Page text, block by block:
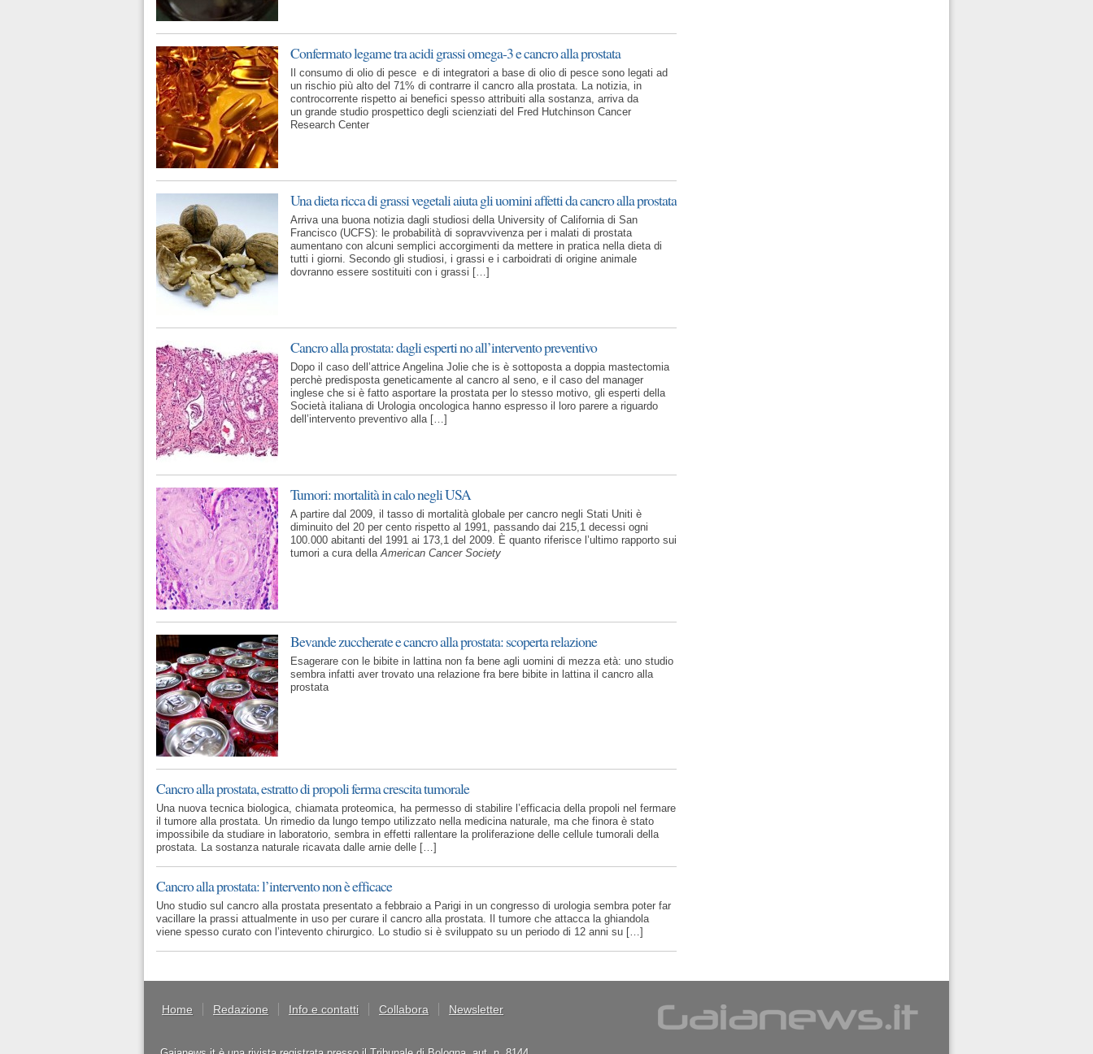
Confermato legame tra acidi grassi omega-3 e cancro alla prostata
Il consumo di olio di pesce e di integratori a base di olio di pesce sono legati ad
un rischio più alto del 71% di contrarre il cancro alla prostata. La notizia, in
controcorrente rispetto ai benefici spesso attribuiti alla sostanza, arriva da
un grande studio prospettico degli scienziati del Fred Hutchinson Cancer
Research Center
Una dieta ricca di grassi vegetali aiuta gli uomini affetti da cancro alla prostata
Arriva una buona notizia dagli studiosi della University of California di San
Francisco (UCFS): le probabilità di sopravvivenza per i malati di prostata
aumentano con alcuni semplici accorgimenti da mettere in pratica nella dieta di
tutti i giorni. Secondo gli studiosi, i grassi e i carboidrati di origine animale
dovranno essere sostituiti con i grassi […]
Cancro alla prostata: dagli esperti no all’intervento preventivo
Dopo il caso dell’attrice Angelina Jolie che is è sottoposta a doppia mastectomia
perchè predisposta geneticamente al cancro al seno, e il caso del manager
inglese che si è fatto asportare la prostata per lo stesso motivo, gli esperti della
Società italiana di Urologia oncologica hanno espresso il loro parere a riguardo
dell’intervento preventivo alla […]
Tumori: mortalità in calo negli USA
A partire dal 2009, il tasso di mortalità globale per cancro negli Stati Uniti è
diminuito del 20 per cento rispetto al 1991, passando dai 215,1 decessi ogni
100.000 abitanti del 1991 ai 173,1 del 2009. È quanto riferisce l’ultimo rapporto sui
tumori a cura dellaAmerican Cancer Society
Bevande zuccherate e cancro alla prostata: scoperta relazione
Esagerare con le bibite in lattina non fa bene agli uomini di mezza età: uno studio
sembra infatti aver trovato una relazione fra bere bibite in lattina il cancro alla
prostata
Cancro alla prostata, estratto di propoli ferma crescita tumorale
Una nuova tecnica biologica, chiamata proteomica, ha permesso di stabilire l’efficacia della propoli nel fermare
il tumore alla prostata. Un rimedio da lungo tempo utilizzato nella medicina naturale, ma che finora è stato
impossibile da studiare in laboratorio, sembra in effetti rallentare la proliferazione delle cellule tumorali della
prostata. La sostanza naturale ricavata dalle arnie delle […]
Cancro alla prostata: l’intervento non è efficace
Uno studio sul cancro alla prostata presentato a febbraio a Parigi in un congresso di urologia sembra poter far
vacillare la prassi attualmente in uso per curare il cancro alla prostata. Il tumore che attacca la ghiandola
viene spesso curato con l’intevento chirurgico. Lo studio si è sviluppato su un periodo di 12 anni su […]
Home Redazione Info e contatti Collabora Newsletter